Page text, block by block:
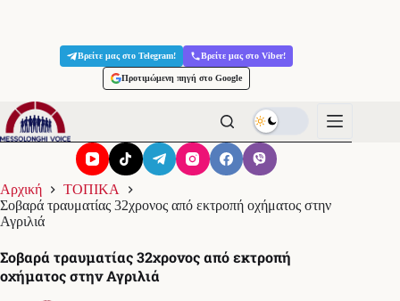
Βρείτε μας στο Telegram! Βρείτε μας στο Viber!
Προτιμώμενη πηγή στο Google
Αρχική
ΤΟΠΙΚΑ
Σοβαρά τραυματίας 32χρονος από εκτροπή οχήματος στην
Αγριλιά
Σοβαρά τραυματίας 32χρονος από εκτροπή
οχήματος στην Αγριλιά